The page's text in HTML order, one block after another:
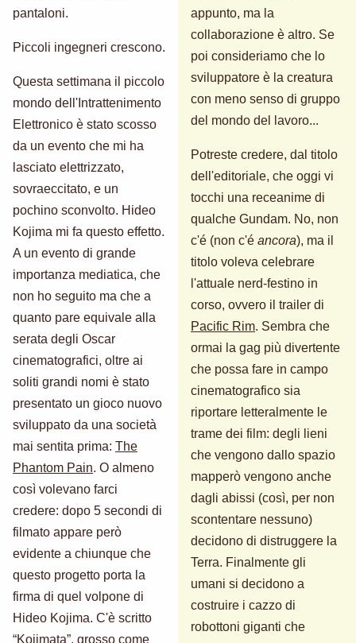
pantaloni.
Piccoli ingegneri crescono.
Questa settimana il piccolo
mondo dell'Intrattenimento
Elettronico è stato scosso
da un evento che mi ha
lasciato elettrizzato,
sovraeccitato, e un
pochino sconvolto. Hideo
Kojima mi fa questo effetto.
A un evento di grande
importanza mediatica, che
non ho seguito ma che a
quanto pare equivale alla
serata degli Oscar
cinematografici, oltre ai
soliti grandi nomi è stato
presentato un gioco nuovo
sviluppato da una società
mai sentita prima: The
Phantom Pain. O almeno
così volevano farci
credere: dopo 5 secondi di
filmato appare però
evidente a chiunque che
questo progetto porta la
firma di quel volpone di
Hideo Kojima. C'è scritto
“Kojimata”, grosso come
appunto, ma la
collaborazione è altro. Se
poi consideriamo che lo
sviluppatore è la creatura
con meno senso di gruppo
del mondo del lavoro...
Potreste credere, dal titolo
dell'editoriale, che oggi vi
tocchi una receanime di
qualche Gundam. No, non
c'é (non c'é ancora), ma il
titolo voleva celebrare
l'attuale nerd-festino in
corso, ovvero il trailer di
Pacific Rim. Sembra che
ormai la gag più divertente
che possa fare in campo
cinematografico sia
riportare letteralmente le
trame dei film: degli lieni
che vengono dallo spazio
mapperò vengono anche
dagli abissi (così, per non
scontentare nessuno)
decidono di distruggere la
Terra. Finalmente gli
umani si decidono a
costruire i cazzo di
robottoni giganti che